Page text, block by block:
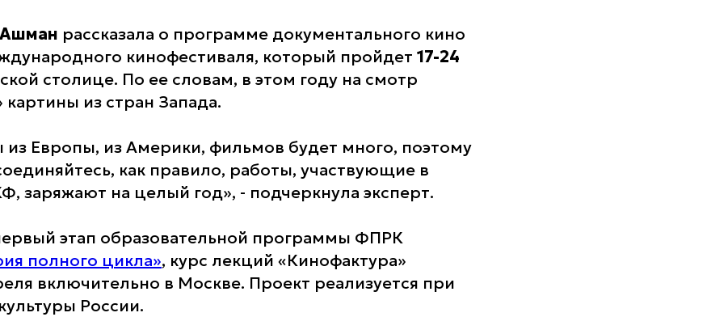
рассказала о программе документального кино
кинофестиваля, который пройдет 17-24
столице. По ее словам, в этом году на смотр
из стран Запада.
Европы, из Америки, фильмов будет много, поэтому
как правило, работы, участвующие в
заряжают на целый год», - подчеркнула эксперт.
этап образовательной программы ФПРК
полного цикла», курс лекций «Кинофактура»
включительно в Москве. Проект реализуется при
России.